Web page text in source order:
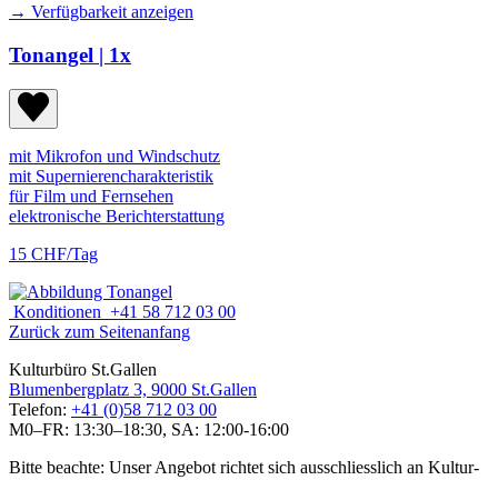
→ Verfügbarkeit anzeigen
Tonangel | 1x
mit Mikrofon und Windschutz
mit Supernierencharakteristik
für Film und Fernsehen
elektronische Berichterstattung
15 CHF/Tag
Konditionen +41 58 712 03 00
Zurück zum Seitenanfang
Kulturbüro St.Gallen
Blumenbergplatz 3, 9000 St.Gallen
Telefon: +41 (0)58 712 03 00
M0–FR: 13:30–18:30, SA: 12:00-16:00
Bitte beachte: Unser Angebot richtet sich ausschliesslich an Kultur-